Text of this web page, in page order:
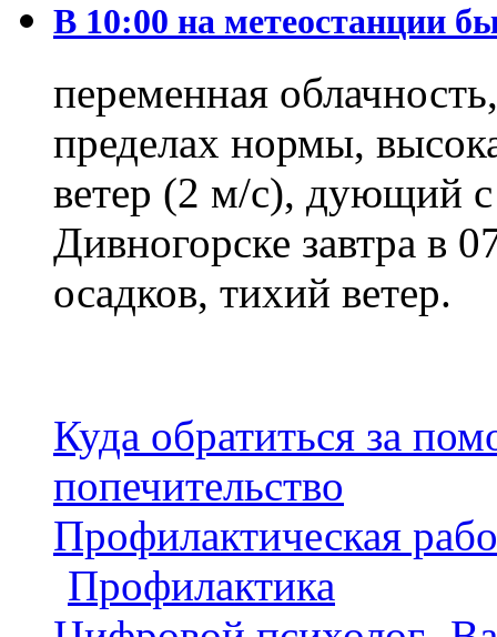
В 10:00 на метеостанции
переменная
пределах нормы,
ветер (2 м/с), дующий
Дивногорске завтра в
осадков, тихий ветер.
Куда обратиться за
попечительство
Профилактическая
Профилактика